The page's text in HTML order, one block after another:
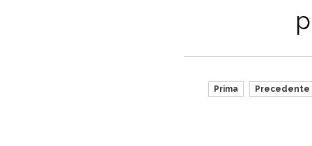
Prima Precedente